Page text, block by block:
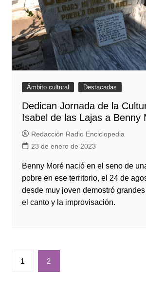
Ámbito cultural Destacadas
Dedican Jornada de la
Isabel de las Lajas a Benny
Redacción Radio Enciclopedia
23 de enero de 2023
Benny Moré nació en el seno de
pobre en ese territorio, el 24 de
desde muy joven demostró
el canto y la improvisación.
Paginación
1 2